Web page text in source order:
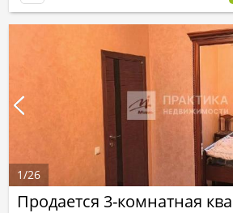
Продается 3-комнатная
1/26